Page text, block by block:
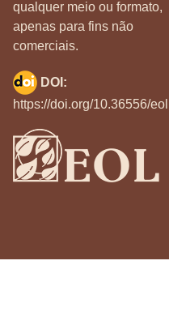
qualquer meio ou formato,
apenas para fins não
comerciais.
DOI:
https://doi.org/10.36556/eol